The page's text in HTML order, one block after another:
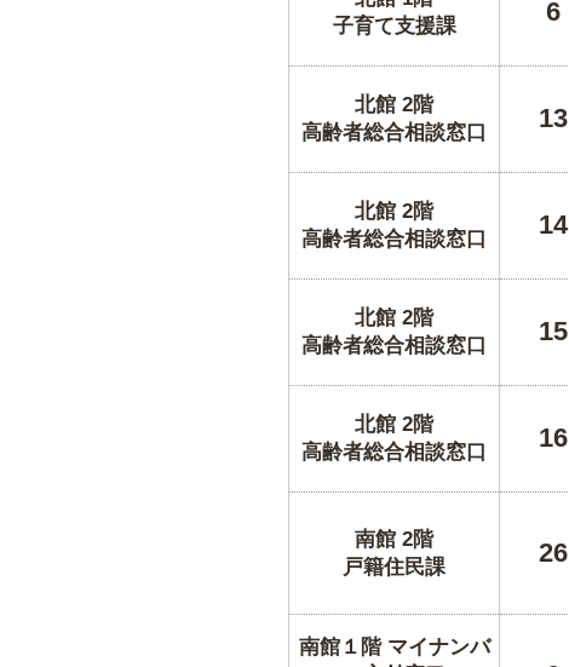
子育て支援課
6
北館 2階
高齢者総合相談窓口
13
北館 2階
高齢者総合相談窓口
14
北館 2階
高齢者総合相談窓口
15
北館 2階
高齢者総合相談窓口
16
南館 2階
戸籍住民課
26
南館１階 マイナンバ